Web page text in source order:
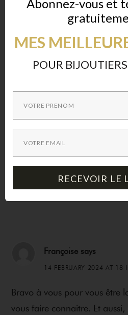
blog. Je trouve cette
Reply
Bijouterie papillon says
Très beaux bijoux !
Françoise says
14 FEBRUARY 2024 AT 18
Bravo à vous pour vous être
vous faire connaitre. Et
Abonnez-vous et
MES
POUR
RECEVOIR LE